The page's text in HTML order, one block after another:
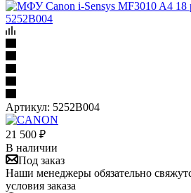
Артикул: 5252B004
21 500 ₽
В наличии
Под заказ
Наши менеджеры обязательно
условия заказа